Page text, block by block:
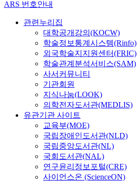
ARS 번호안내
관련누리집
대학공개강의(KOCW)
학술정보통계시스템(Rinfo)
외국학술지지원센터(FRIC)
학술관계분석서비스(SAM)
사서커뮤니티
기관회원
지식나눔(LOOK)
의학전자도서관(MEDLIS)
유관기관 사이트
교육부(MOE)
국립장애인도서관(NLD)
국립중앙도서관(NL)
국회도서관(NAL)
연구윤리정보포털(CRE)
사이언스온 (ScienceON)